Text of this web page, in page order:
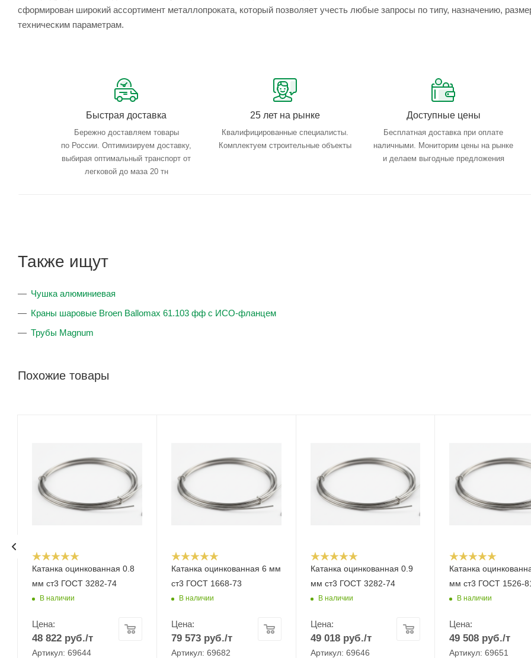
сформирован широкий ассортимент металлопроката, который позволяет учесть любые запросы по типу, назначению,
техническим параметрам.
Быстрая доставка
Бережно доставляем товары
по России. Оптимизируем доставку,
выбирая оптимальный транспорт от
легковой до маза 20 тн
25 лет на рынке
Квалифицированные специалисты.
Комплектуем строительные объекты
Доступные цены
Бесплатная доставка при оплате
наличными. Мониторим цены на рынке
и делаем выгодные предложения
Также ищут
Чушка алюминиевая
Краны шаровые Broen Ballomax 61.103 фф с ИСО-фланцем
Трубы Magnum
Похожие товары
Катанка оцинкованная 0.8
мм ст3 ГОСТ 3282-74
В наличии
Цена:
48 822 руб./т
Артикул: 69644
Катанка оцинкованная 6 мм
ст3 ГОСТ 1668-73
В наличии
Цена:
79 573руб./т
Артикул: 69682
Катанка оцинкованная 0.9
мм ст3 ГОСТ 3282-74
В наличии
Цена:
49 018руб./т
Артикул: 69646
Катанка
мм ст3 ГОСТ 1526-
В наличии
Цена:
49 508 руб./т
Артикул: 69651